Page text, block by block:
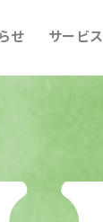
せ サービス